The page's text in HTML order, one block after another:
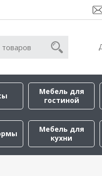
Мебель для
гостиной
Мебель для
кухни